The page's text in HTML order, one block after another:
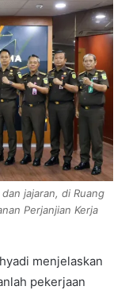
jajaran, di Ruang
Perjanjian Kerja
menjelaskan
pekerjaan